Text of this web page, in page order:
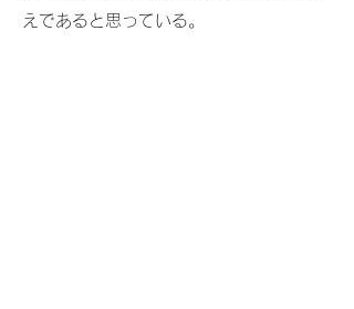
えであると思っている。